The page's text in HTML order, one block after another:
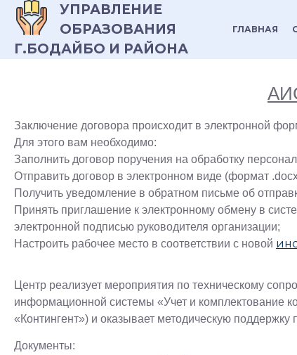
УПРАВЛЕНИЕ
ОБРАЗОВАНИЯ
Г.БОДАЙБО И РАЙОНА
ГЛАВНАЯ
Заключение договора происходит в электронной
Для этого вам необходимо:
Заполнить договор поручения на обработку
Отправить договор в электронном виде (формат
Получить уведомление в обратном письме об
Принять приглашение к электронному обмену в
электронной подписью руководителя организации;
Настроить рабочее место в соответствии с новой
Центр реализует мероприятия по техническому
информационной системы «Учет и комплектование
«Контингент») и оказывает методическую
Документы: